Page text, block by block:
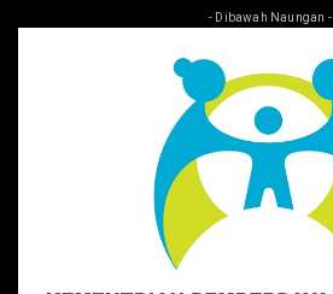
- Dibawah Naungan -